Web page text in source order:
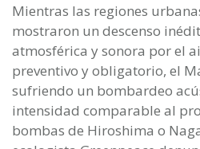
Mientras las regiones
mostraron un descenso
atmosférica y sonora por el
preventivo y obligatorio, el
sufriendo un bombardeo
intensidad comparable al
bombas de Hiroshima o